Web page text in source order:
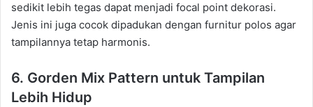
sedikit lebih tegas dapat menjadi focal point dekorasi.
Jenis ini juga cocok dipadukan dengan furnitur polos agar
tampilannya tetap harmonis.
6. Gorden Mix Pattern untuk Tampilan
Lebih Hidup